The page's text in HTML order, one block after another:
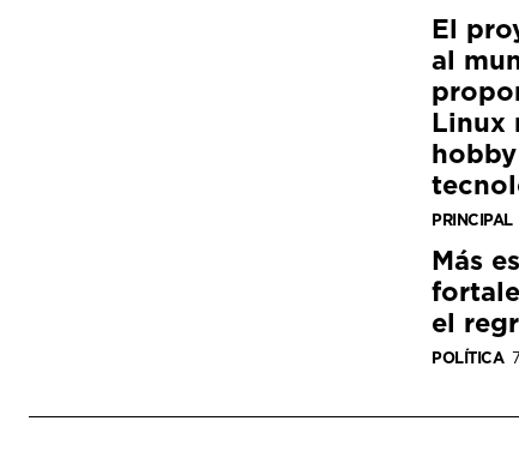
El
al
Linux
PRINCIPAL
Más
el
POLÍTICA